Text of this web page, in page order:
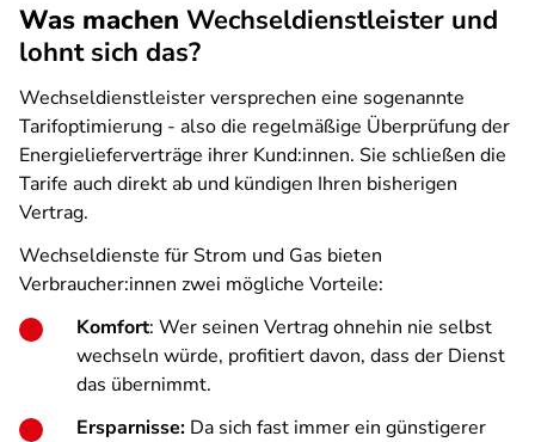
Was machen Wechseldienstleister und
lohnt sich das?
Wechseldienstleister versprechen eine sogenannte
Tarifoptimierung - also die regelmäßige Überprüfung der
Energielieferverträge ihrer Kund:innen. Sie schließen die
Tarife auch direkt ab und kündigen Ihren bisherigen
Vertrag.
Wechseldienste für Strom und Gas bieten
Verbraucher:innen zwei mögliche Vorteile:
Komfort: Wer seinen Vertrag ohnehin nie selbst
wechseln würde, profitiert davon, dass der Dienst
das übernimmt.
Ersparnisse: Da sich fast immer ein günstigerer